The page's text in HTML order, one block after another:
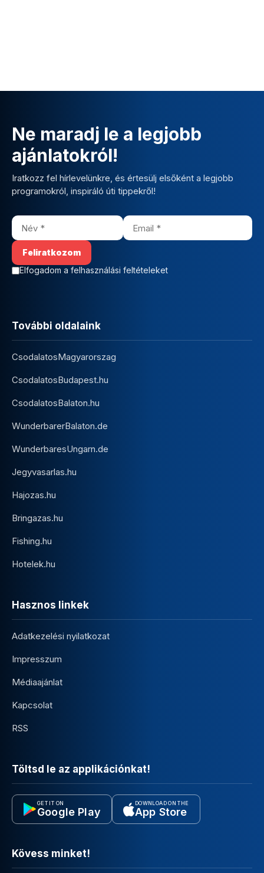
Ne maradj le a legjobb
ajánlatokról!
Iratkozz fel hírlevelünkre, és értesülj elsőként a legjobb
programokról, inspiráló úti tippekről!
Elfogadom a felhasználási feltételeket
További oldalaink
CsodalatosMagyarorszag
CsodalatosBudapest.hu
CsodalatosBalaton.hu
WunderbarerBalaton.de
WunderbaresUngarn.de
Jegyvasarlas.hu
Hajozas.hu
Bringazas.hu
Fishing.hu
Hotelek.hu
Hasznos linkek
Adatkezelési nyilatkozat
Impresszum
Médiaajánlat
Kapcsolat
RSS
Töltsd le az applikációnkat!
GET IT ON
Google Play
DOWNLOAD ON THE
App Store
Kövess minket!